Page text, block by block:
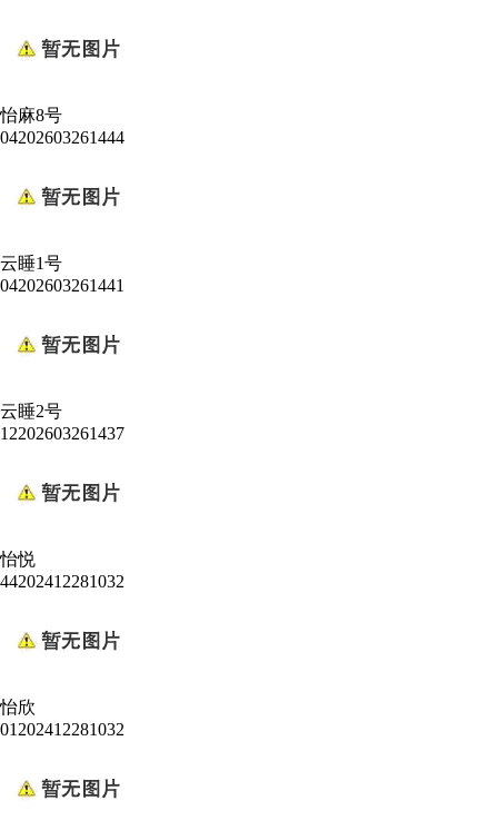
怡麻8号
04202603261444
云睡1号
04202603261441
云睡2号
12202603261437
怡悦
44202412281032
怡欣
01202412281032